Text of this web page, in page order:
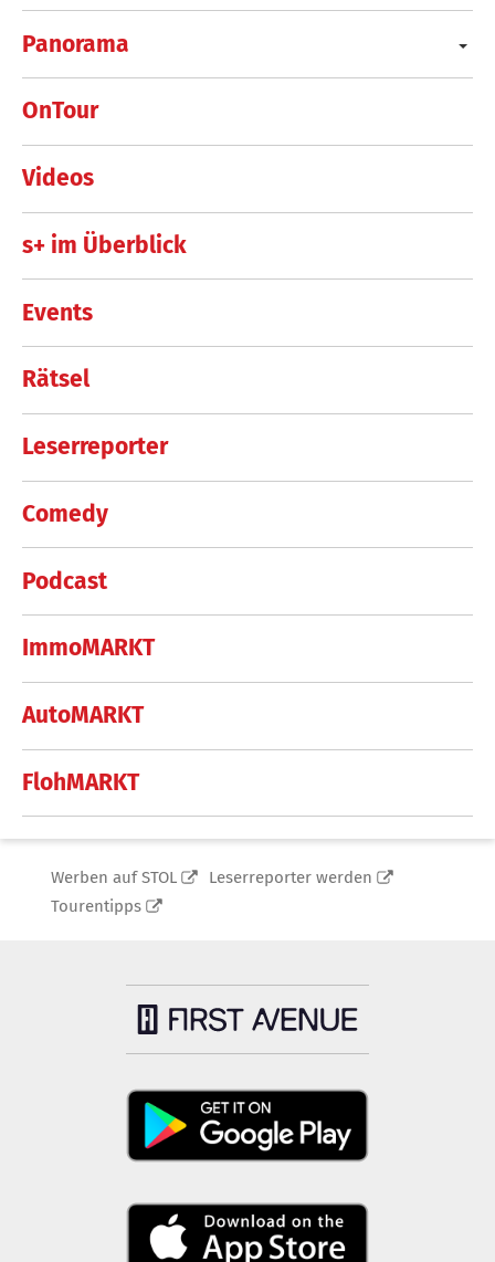
Panorama
OnTour
Videos
s+ im Überblick
Events
Rätsel
Leserreporter
Comedy
Podcast
ImmoMARKT
AutoMARKT
FlohMARKT
Werben auf STOL
Leserreporter werden
Tourentipps